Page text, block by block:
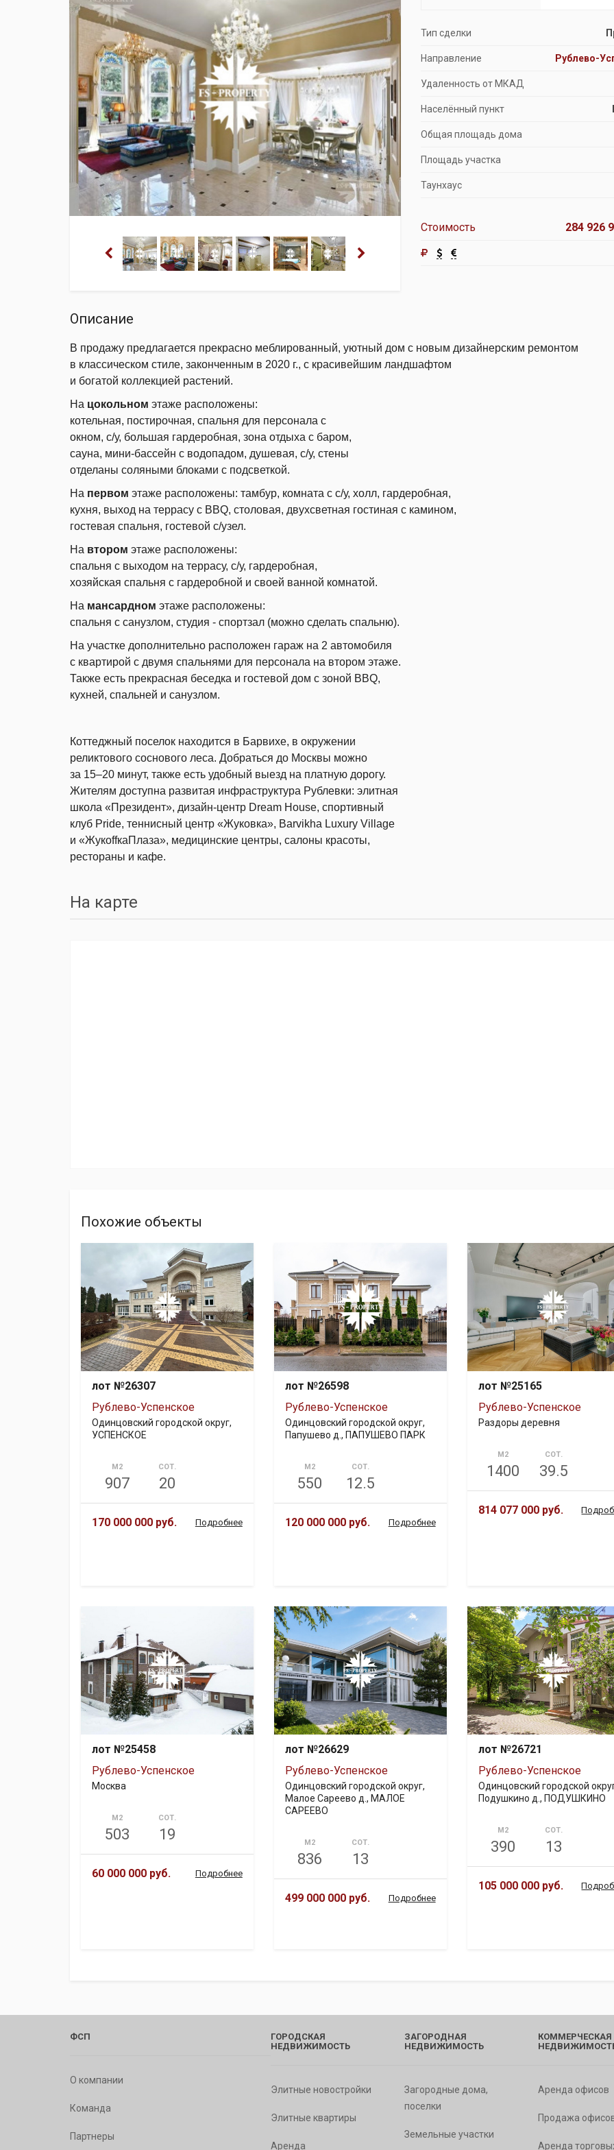
Продажа особняков
Помещения свободного назначения
Тип сделки
Направление Рублево-
Удаленность от МКАД
Населённый пункт
Общая площадь дома
Площадь участка
Таунхаус
Стоимость 284 926
Описание
В продажу предлагается прекрасно меблированный, уютный дом с новым дизайнерским ремонтом
в классическом стиле, законченным в 2020 г., с красивейшим ландшафтом
и богатой коллекцией растений.
На цокольном этаже расположены:
котельная, постирочная, спальня для персонала с
окном, с/у, большая гардеробная, зона отдыха с баром,
сауна, мини-бассейн с водопадом, душевая, с/у, стены
отделаны соляными блоками с подсветкой.
На первом этаже расположены: тамбур, комната с с/у, холл, гардеробная,
кухня, выход на террасу с BBQ, столовая, двухсветная гостиная с камином,
гостевая спальня, гостевой с/узел.
На втором этаже расположены:
спальня с выходом на террасу, с/у, гардеробная,
хозяйская спальня с гардеробной и своей ванной комнатой.
На мансардном этаже расположены:
спальня с санузлом, студия - спортзал (можно сделать спальню).
На участке дополнительно расположен гараж на 2 автомобиля
с квартирой с двумя спальнями для персонала на втором этаже.
Также есть прекрасная беседка и гостевой дом с зоной BBQ,
кухней, спальней и санузлом.
Коттеджный поселок находится в Барвихе, в окружении
реликтового соснового леса. Добраться до Москвы можно
за 15–20 минут, также есть удобный выезд на платную дорогу.
Жителям доступна развитая инфраструктура Рублевки: элитная
школа «Президент», дизайн-центр Dream House, спортивный
клуб Pride, теннисный центр «Жуковка», Barvikha Luxury Village
и «ЖукоffкаПлаза», медицинские центры, салоны красоты,
рестораны и кафе.
На карте
Похожие объекты
лот №26307
Рублево-Успенское
Одинцовский городской округ,
УСПЕНСКОЕ
М2
907
СОТ.
20
170 000 000 руб. Подробнее
лот №26598
Рублево-Успенское
Одинцовский городской округ,
Папушево д., ПАПУШЕВО ПАРК
М2
550
СОТ.
12.5
120 000 000 руб. Подробнее
лот №25165
Рублево-Успенское
Раздоры деревня
М2
1400
СОТ.
39.5
814 077 000 руб.
лот №25458
Рублево-Успенское
Москва
М2
503
СОТ.
19
60 000 000 руб. Подробнее
лот №26629
Рублево-Успенское
Одинцовский городской округ,
Малое Сареево д., МАЛОЕ
САРЕЕВО
М2
836
СОТ.
13
499 000 000 руб. Подробнее
лот №26721
Рублево-Успенское
Одинцовский городской
Подушкино д., ПОДУШКИНО
М2
390
СОТ.
13
105 000 000 руб.
ФСП
О компании
Команда
Партнеры
ГОРОДСКАЯ
НЕДВИЖИМОСТЬ
Элитные новостройки
Элитные квартиры
Аренда
ЗАГОРОДНАЯ
НЕДВИЖИМОСТЬ
Загородные дома,
поселки
Земельные участки
КОММЕРЧЕСКАЯ
Аренда офисов
Продажа
Аренда